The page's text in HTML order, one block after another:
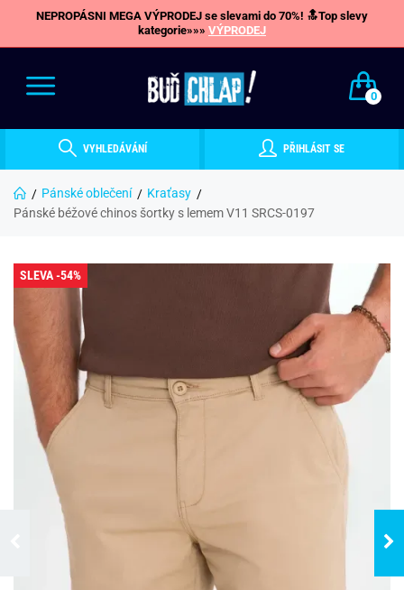
NEPROPÁSNI MEGA VÝPRODEJ se slevami do 70%! 🔝Top slevy
kategorie»»» VÝPRODEJ
0
VYHLEDÁVÁNÍ PŘIHLÁSIT SE
Pánské oblečení
Kraťasy
Pánské béžové chinos šortky s lemem V11 SRCS-0197
SLEVA -54%